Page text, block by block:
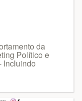
da
Político e
Incluindo